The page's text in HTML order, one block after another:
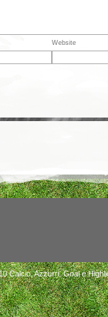
Website
Calcio, Azzurri, Goal e